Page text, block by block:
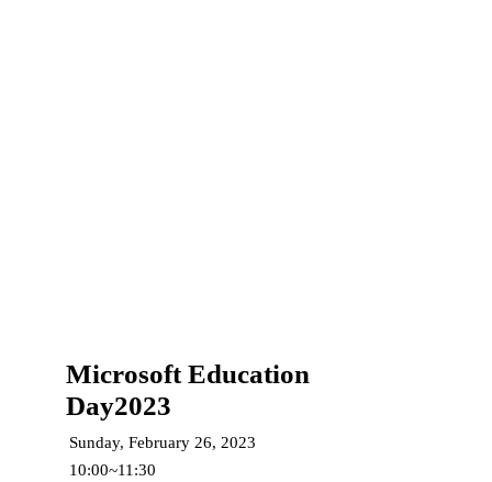
Microsoft Education
Day2023
Sunday, February 26, 2023
10:00~11:30